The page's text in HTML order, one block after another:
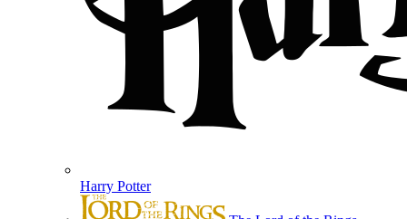
Harry Potter